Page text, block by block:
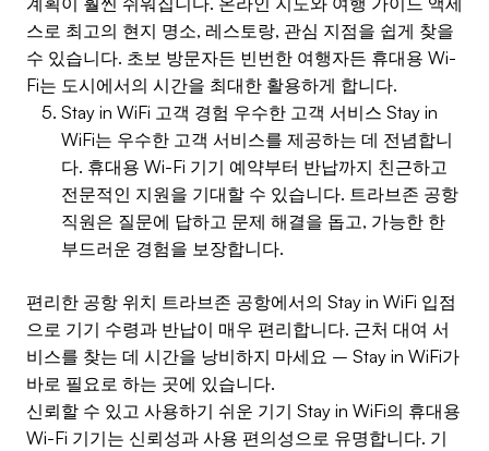
스로 최고의 현지 명소, 레스토랑, 관심 지점을 쉽게 찾을
수 있습니다. 초보 방문자든 빈번한 여행자든 휴대용 Wi-
Fi는 도시에서의 시간을 최대한 활용하게 합니다.
Stay in WiFi 고객 경험 우수한 고객 서비스 Stay in
WiFi는 우수한 고객 서비스를 제공하는 데 전념합니
다. 휴대용 Wi-Fi 기기 예약부터 반납까지 친근하고
전문적인 지원을 기대할 수 있습니다. 트라브존 공항
직원은 질문에 답하고 문제 해결을 돕고, 가능한 한
부드러운 경험을 보장합니다.
편리한 공항 위치 트라브존 공항에서의 Stay in WiFi 입점
으로 기기 수령과 반납이 매우 편리합니다. 근처 대여 서
비스를 찾는 데 시간을 낭비하지 마세요 – Stay in WiFi가
바로 필요로 하는 곳에 있습니다.
신뢰할 수 있고 사용하기 쉬운 기기 Stay in WiFi의 휴대용
Wi-Fi 기기는 신뢰성과 사용 편의성으로 유명합니다. 기